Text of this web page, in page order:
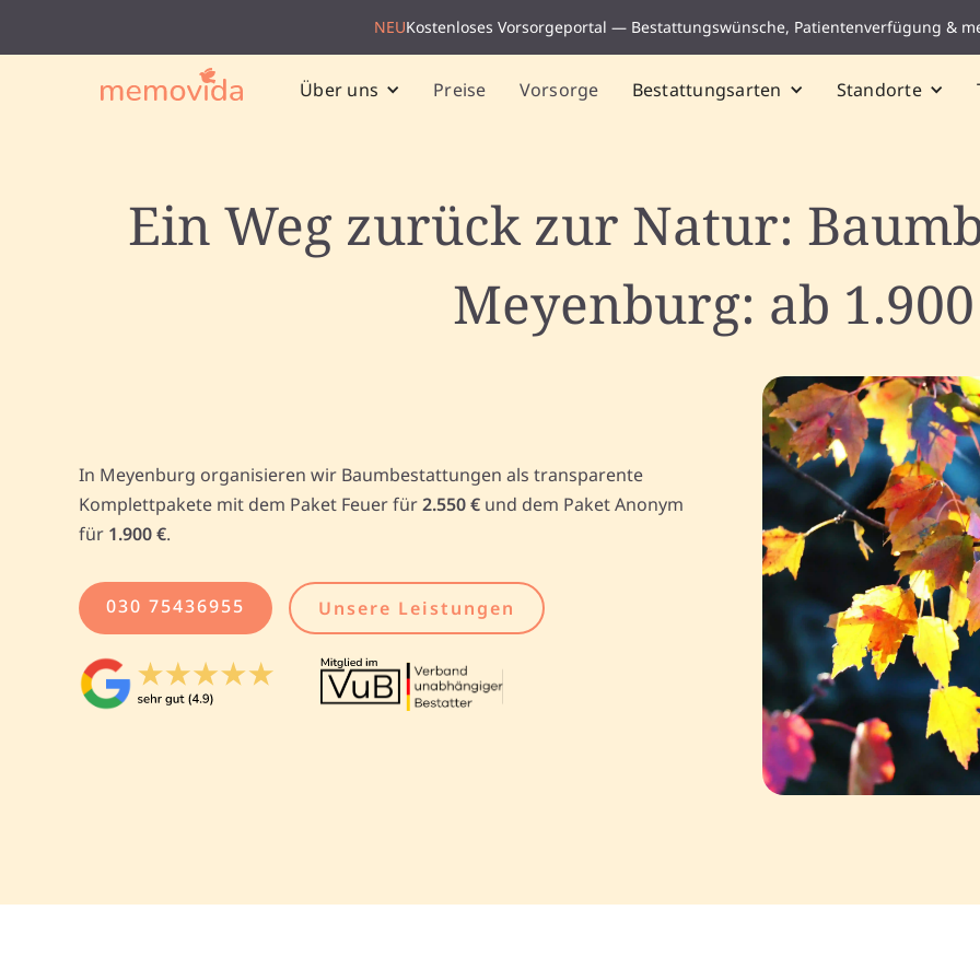
NEUKostenloses Vorsorgeportal — Bestattungswünsche, Patientenverfügung &
Über uns Preise Vorsorge Bestattungsarten Standorte
Ein Weg zurück zur Natur:
Meyenburg: ab
In Meyenburg organisieren wir Baumbestattungen als transparente
Komplettpakete mit dem Paket Feuer für2.550 € und dem Paket Anonym
für 1.900 €.
030 75436955 Unsere Leistungen